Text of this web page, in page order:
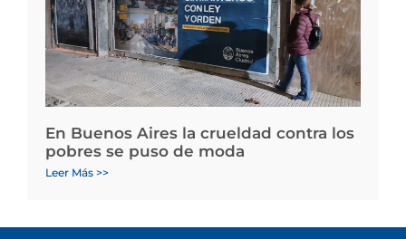
En Buenos Aires la crueldad contra los
pobres se puso de moda
Leer Más >>